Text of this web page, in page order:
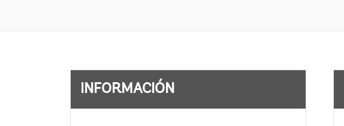
INFORMACIÓN